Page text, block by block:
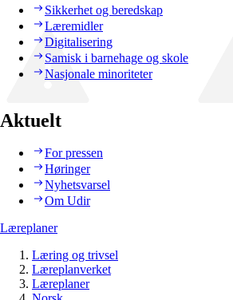
Sikkerhet og beredskap
Læremidler
Digitalisering
Samisk i barnehage og skole
Nasjonale minoriteter
Aktuelt
For pressen
Høringer
Nyhetsvarsel
Om Udir
Læreplaner
Læring og trivsel
Læreplanverket
Læreplaner